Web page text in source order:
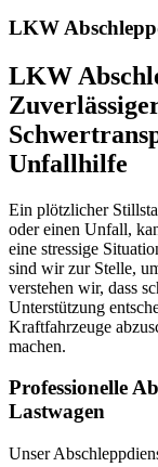
LKW
LKW
Unfallhilfe
Ein plötzlicher
oder einen Unfall,
eine stressige
sind wir zur Stelle,
verstehen wir, dass
Unterstützung
Kraftfahrzeuge
machen.
Professionelle
Lastwagen
Unser